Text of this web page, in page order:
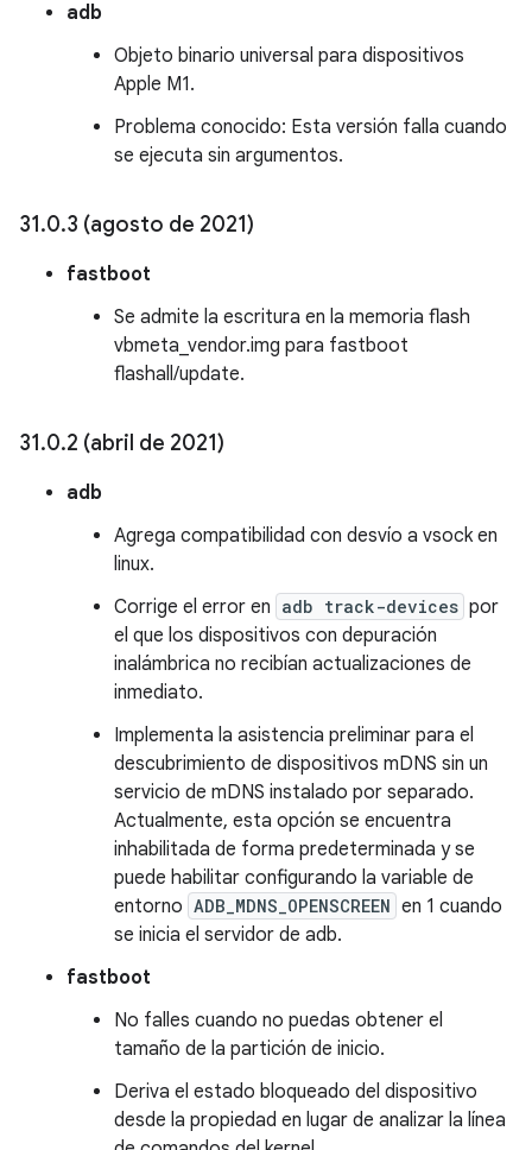
adb
Objeto binario universal para dispositivos
Apple M1.
Problema conocido: Esta versión falla cuando
se ejecuta sin argumentos.
31.0.3 (agosto de 2021)
fastboot
Se admite la escritura en la memoria flash
vbmeta_vendor.img para fastboot
flashall/update.
31.0.2 (abril de 2021)
adb
Agrega compatibilidad con desvío a vsock en
linux.
Corrige el error en adb track-devices por
el que los dispositivos con depuración
inalámbrica no recibían actualizaciones de
inmediato.
Implementa la asistencia preliminar para el
descubrimiento de dispositivos mDNS sin un
servicio de mDNS instalado por separado.
Actualmente, esta opción se encuentra
inhabilitada de forma predeterminada y se
puede habilitar configurando la variable de
entorno ADB_MDNS_OPENSCREEN en 1 cuando
se inicia el servidor de adb.
fastboot
No falles cuando no puedas obtener el
tamaño de la partición de inicio.
Deriva el estado bloqueado del dispositivo
desde la propiedad en lugar de analizar la línea